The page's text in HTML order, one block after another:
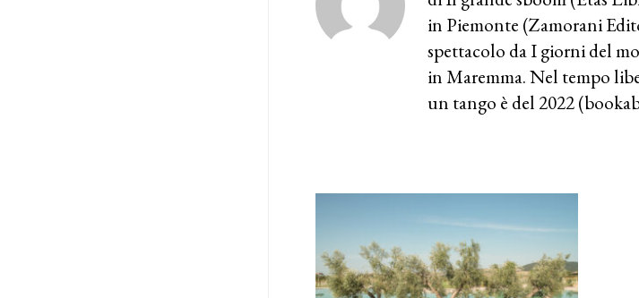
in Piemonte (Zamorani
spettacolo da I giorni del
in Maremma. Nel tempo
un tango è del 2022